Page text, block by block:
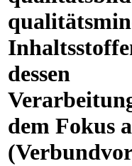
dessen
dem Fokus